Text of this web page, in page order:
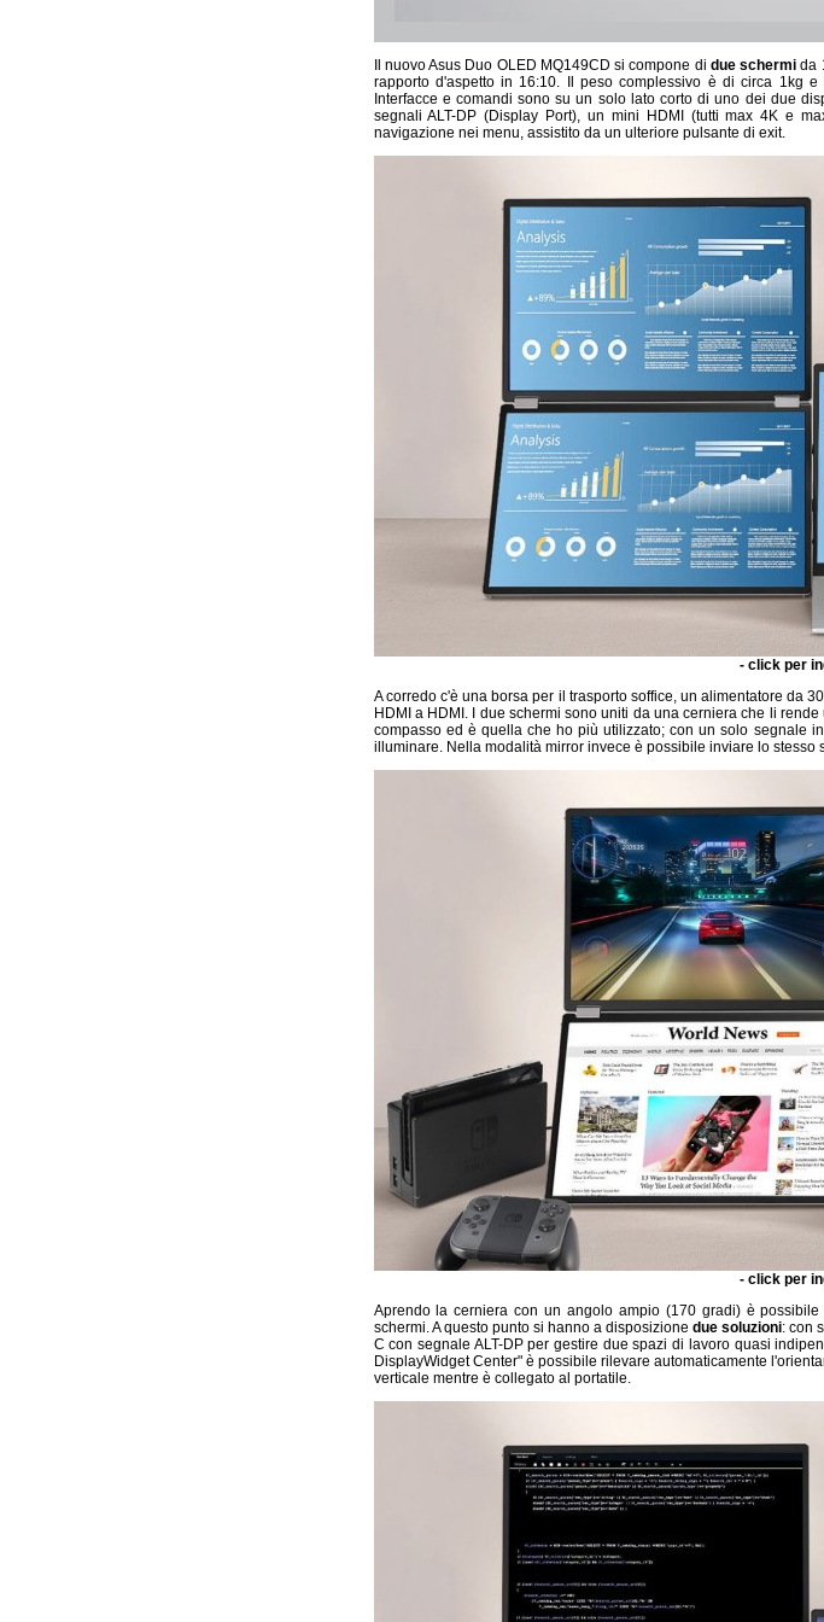
Il nuovo Asus Duo OLED MQ149CD si compone di due schermi da
rapporto d'aspetto in 16:10. Il peso complessivo è di circa 1kg
Interfacce e comandi sono su un solo lato corto di uno dei due
segnali ALT-DP (Display Port), un mini HDMI (tutti max 4K e
navigazione nei menu, assistito da un ulteriore pulsante di exit.
- click per
A corredo c'è una borsa per il trasporto soffice, un alimentatore da
HDMI a HDMI. I due schermi sono uniti da una cerniera che li
compasso ed è quella che ho più utilizzato; con un solo segnale
illuminare. Nella modalità mirror invece è possibile inviare lo stesso
- click per
Aprendo la cerniera con un angolo ampio (170 gradi) è
schermi. A questo punto si hanno a disposizione due soluzioni: con
C con segnale ALT-DP per gestire due spazi di lavoro quasi
DisplayWidget Center" è possibile rilevare automaticamente
verticale mentre è collegato al portatile.